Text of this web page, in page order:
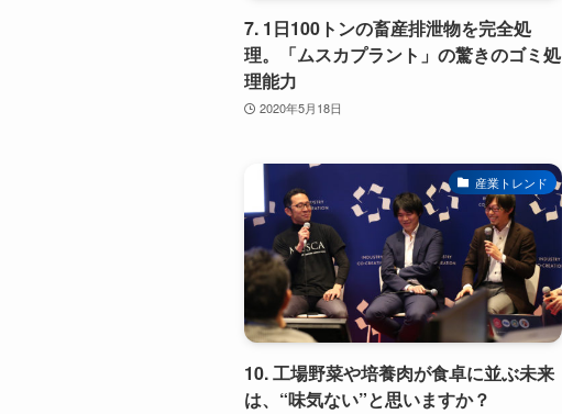
7. 1日100トンの畜産排泄物を完全処
理。「ムスカプラント」の驚きのゴミ処
理能力
2020年5月18日
産業トレンド
10. 工場野菜や培養肉が食卓に並ぶ未来
は、“味気ない”と思いますか？